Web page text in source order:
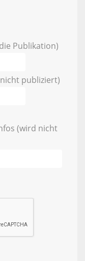
Publikation)
publiziert)
(wird nicht